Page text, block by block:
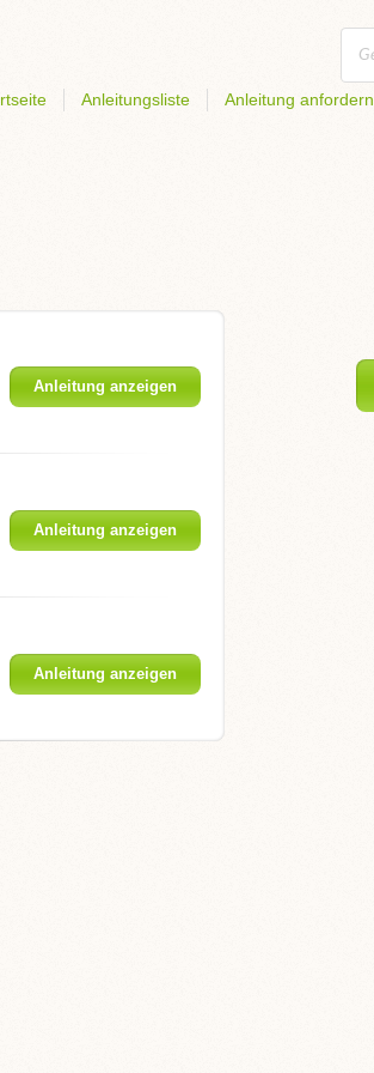
Anleitungsliste Anleitung anfordern
Anleitung anzeigen
Anleitung anzeigen
Anleitung anzeigen